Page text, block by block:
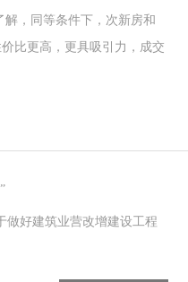
，同等条件下，次新房和
比更高，更具吸引力，成交
做好建筑业营改增建设工程